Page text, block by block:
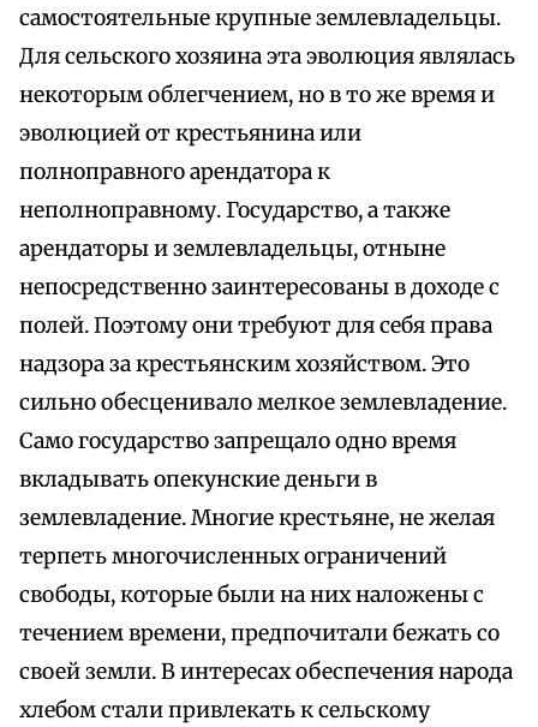
самостоятельные крупные землевладельцы.
Для сельского хозяина эта эволюция являлась
некоторым облегчением, но в то же время и
эволюцией от крестьянина или
полноправного арендатора к
неполноправному. Государство, а также
арендаторы и землевладельцы, отныне
непосредственно заинтересованы в доходе с
полей. Поэтому они требуют для себя права
надзора за крестьянским хозяйством. Это
сильно обесценивало мелкое землевладение.
Само государство запрещало одно время
вкладывать опекунские деньги в
землевладение. Многие крестьяне, не желая
терпеть многочисленных ограничений
свободы, которые были на них наложены с
течением времени, предпочитали бежать со
своей земли. В интересах обеспечения народа
хлебом стали привлекать к сельскому